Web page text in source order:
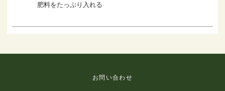
肥料をたっぷり入れる
お問い合わせ